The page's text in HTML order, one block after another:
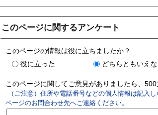
このページに関するアンケート
このページの情報は役に立ちましたか？
役に立った
どちらともいえ
このページに関してご意見がありましたら、
（ご注意）住所や電話番号などの個人情報は記入
ページのお問合わせ先へご連絡ください。